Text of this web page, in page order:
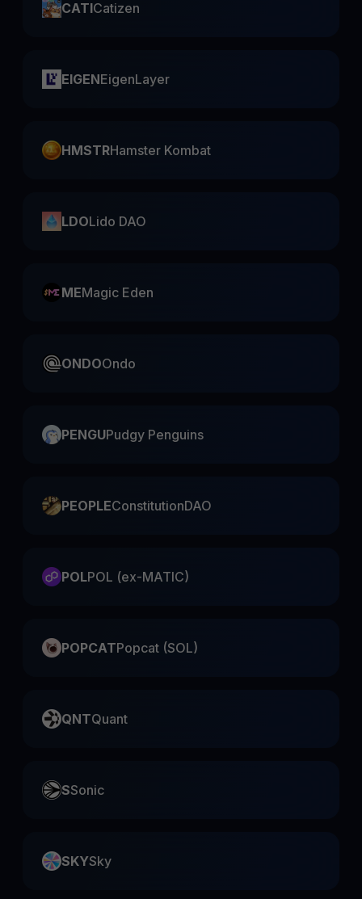
CATICatizen
EIGENEigenLayer
HMSTRHamster Kombat
LDOLido DAO
MEMagic Eden
ONDOOndo
PENGUPudgy Penguins
PEOPLEConstitutionDAO
POLPOL (ex-MATIC)
POPCATPopcat (SOL)
QNTQuant
SSonic
SKYSky